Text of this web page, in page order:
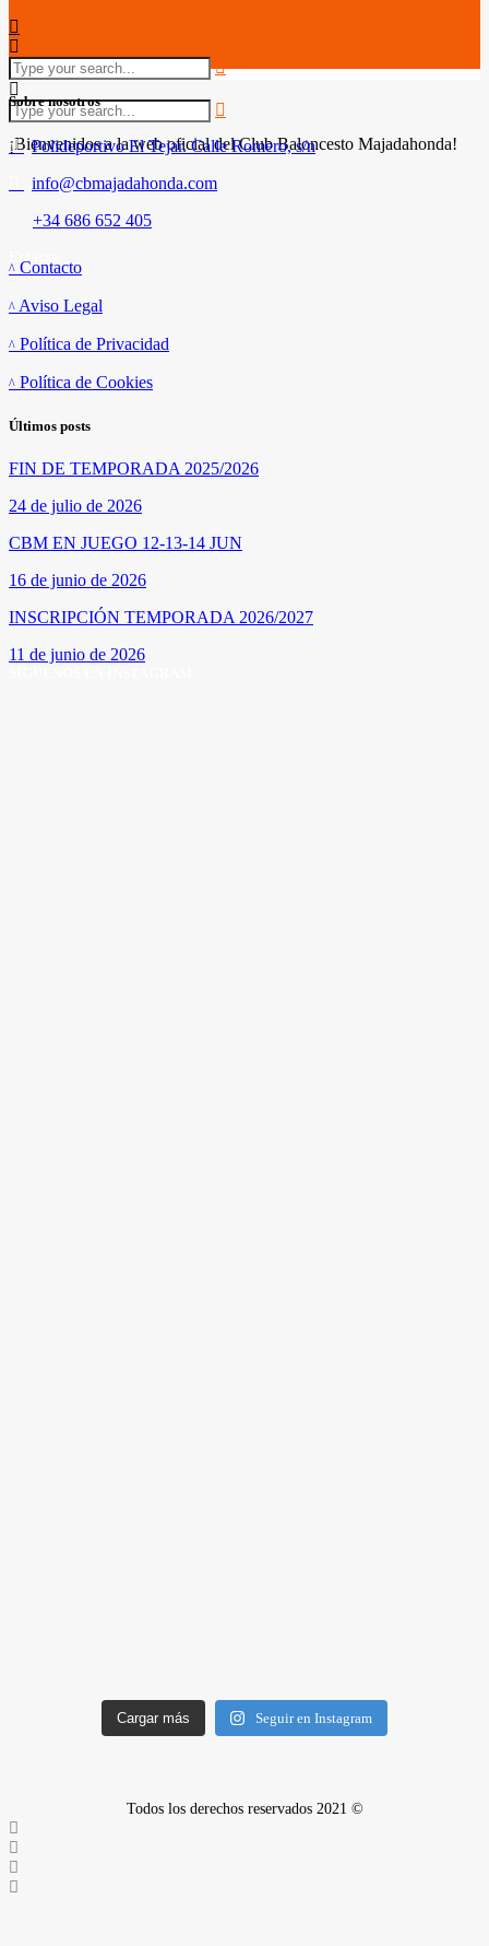
Sobre nosotros
¡Bienvenidos a la web oficial del Club Baloncesto Majadahonda!
Polideportivo El Tejar. Calle Romero, s/n
info@cbmajadahonda.com
+34 686 652 405
Contacto
Aviso Legal
Política de Privacidad
Política de Cookies
Últimos posts
FIN DE TEMPORADA 2025/2026
24 de julio de 2026
CBM EN JUEGO 12-13-14 JUN
16 de junio de 2026
INSCRIPCIÓN TEMPORADA 2026/2027
11 de junio de 2026
Cargar más Seguir en Instagram
Todos los derechos reservados 2021 ©